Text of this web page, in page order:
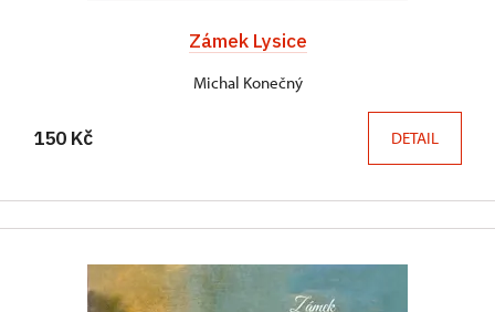
Zámek Lysice
Michal Konečný
150 Kč DETAIL